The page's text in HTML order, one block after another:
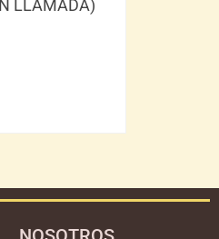
LLAMADA)